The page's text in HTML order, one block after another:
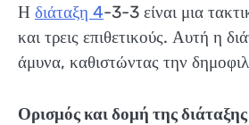
Η διάταξη 4-3-3 είναι μια
και τρεις επιθετικούς. Αυτή η
άμυνα, καθιστώντας την
Ορισμός και δομή της